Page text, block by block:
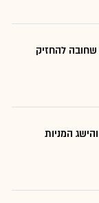
להחזיק
המניות